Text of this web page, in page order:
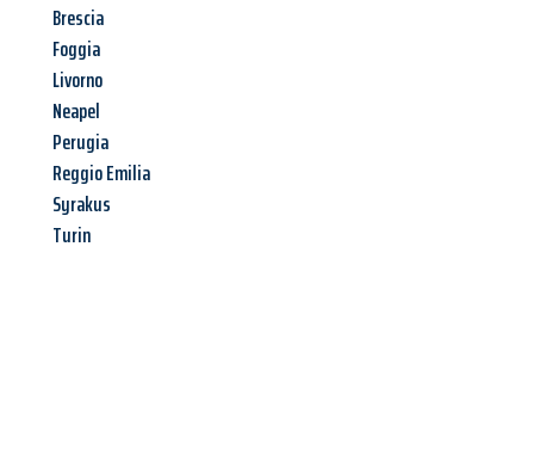
Brescia
Foggia
Livorno
Neapel
Perugia
Reggio Emilia
Syrakus
Turin